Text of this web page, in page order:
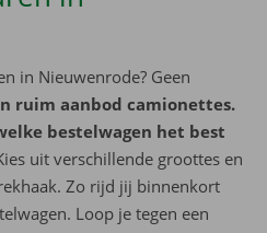
in Nieuwenrode? Geen
ruim aanbod camionettes.
bestelwagen het best
uit verschillende groottes en
Zo rijd jij binnenkort
Loop je tegen een